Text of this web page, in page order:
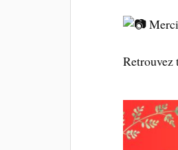
Retrouvez